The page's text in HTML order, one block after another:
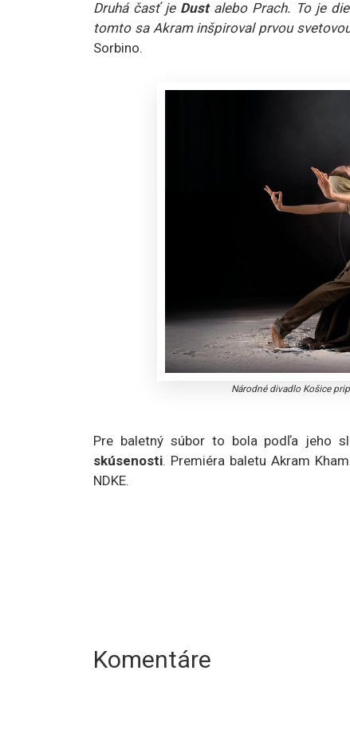
Druhá časť je Dustalebo Prach. To je
tomto sa Akram inšpiroval prvou
Sorbino.
Národné divadlo Košice
Pre baletný súbor to bola podľa jeho
skúsenosti. Premiéra baletu Akram
NDKE.
Komentáre